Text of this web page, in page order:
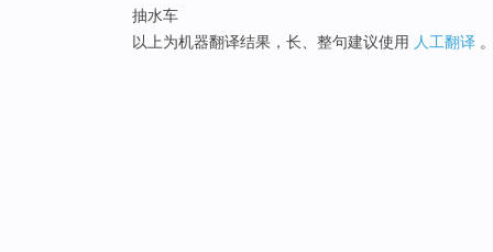
抽水车
以上为机器翻译结果，长、整句建议使用 人工翻译